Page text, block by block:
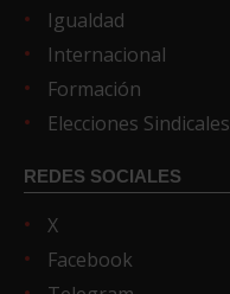
Igualdad
Internacional
Formación
Elecciones Sindicales
REDES SOCIALES
X
Facebook